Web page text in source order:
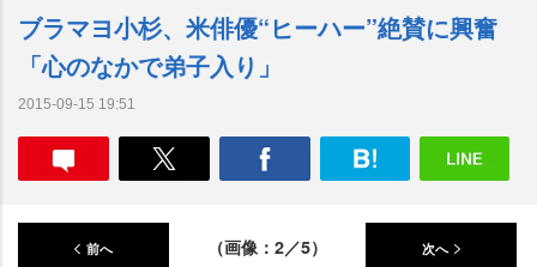
e
ブラマヨ小杉、米俳優“ヒーハー”絶賛に興奮
「心のなかで弟子入り」
2015-09-15 19:51
前へ （画像：2／5） 次へ